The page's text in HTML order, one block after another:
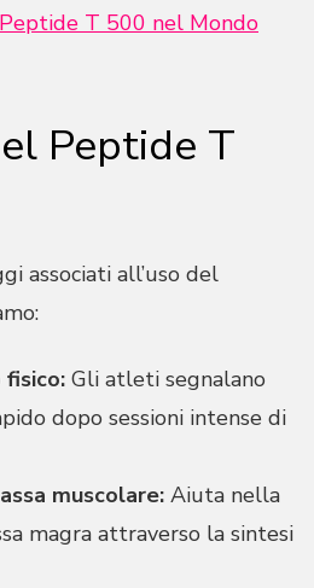
T 500 nel Mondo
Peptide T
associati all’uso del
Gli atleti segnalano
dopo sessioni intense di
muscolare: Aiuta nella
magra attraverso la sintesi